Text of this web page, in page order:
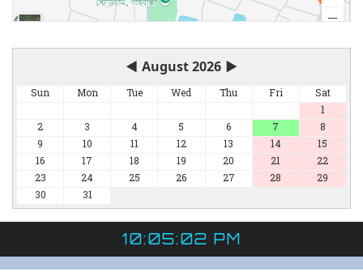
◀ August 2026 ▶
Sun Mon Tue Wed Thu Fri
Sat
1
2
3 4 5 6 7
8
9
10 11 12 13 14
15
16
17 18 19 20 21
22
23
24 25 26 27 28
29
30
31
10:05:03 PM